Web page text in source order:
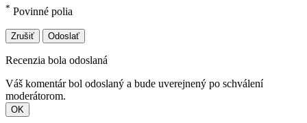
* Povinné polia
Zrušiť Odoslať
Recenzia bola odoslaná
Váš komentár bol odoslaný a bude uverejnený po schválení
moderátorom.
OK